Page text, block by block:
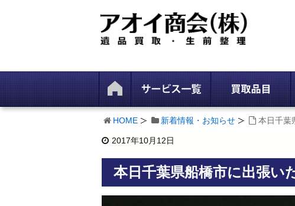
HOME 新着情報・お知らせ 本日千葉
2017年10月12日
本日千葉県船橋市に出張い